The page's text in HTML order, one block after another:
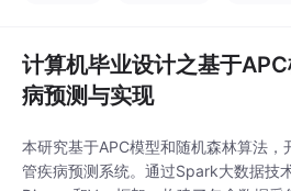
计算机毕业设计之基于
病预测与实现
本研究基于APC模型和随机森林算法，
管疾病预测系统。通过Spark大数据技